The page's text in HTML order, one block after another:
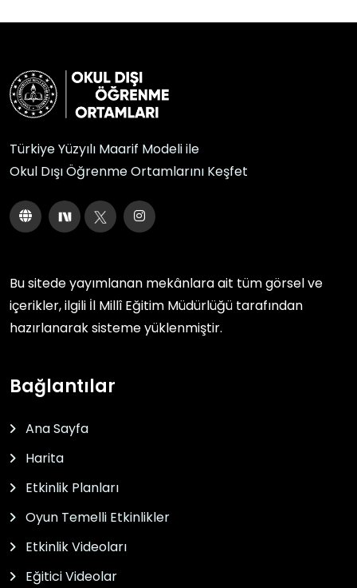
Türkiye Yüzyılı Maarif Modeli ile
Okul Dışı Öğrenme Ortamlarını Keşfet
Bu sitede yayımlanan mekânlara ait tüm görsel ve
içerikler, ilgili İl Millî Eğitim Müdürlüğü tarafından
hazırlanarak sisteme yüklenmiştir.
Bağlantılar
Ana Sayfa
Harita
Etkinlik Planları
Oyun Temelli Etkinlikler
Etkinlik Videoları
Eğitici Videolar